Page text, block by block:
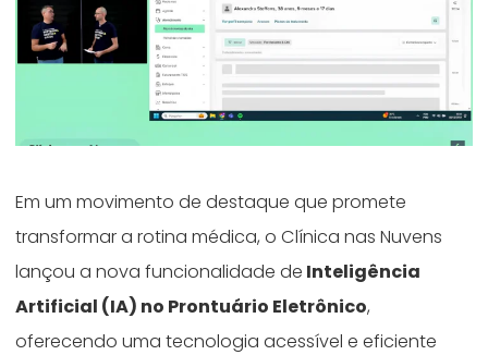
Em um movimento de destaque que promete
transformar a rotina médica, o Clínica nas Nuvens
lançou a nova funcionalidade de Inteligência
Artificial (IA) no Prontuário Eletrônico,
oferecendo uma tecnologia acessível e eficiente